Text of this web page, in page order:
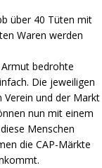
über 40 Tüten mit
Waren werden
bedrohte
Die jeweiligen
Verein und der Markt
nun mit einem
Menschen
die CAP-Märkte